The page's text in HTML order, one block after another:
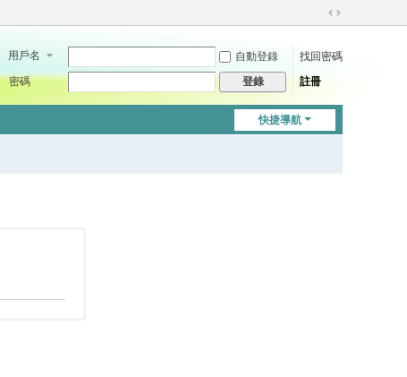
切
到
用戶名 自動登錄
找回密碼
密碼
登錄 註冊
快捷導航